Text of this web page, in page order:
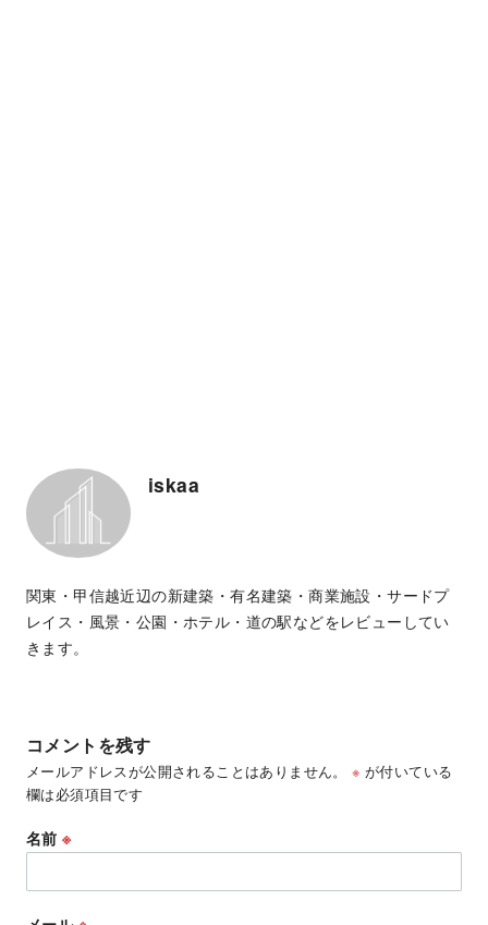
iskaa
関東・甲信越近辺の新建築・有名建築・商業施設・サードプ
レイス・風景・公園・ホテル・道の駅などをレビューしてい
きます。
コメントを残す
メールアドレスが公開されることはありません。 ※ が付いている
欄は必須項目です
名前※